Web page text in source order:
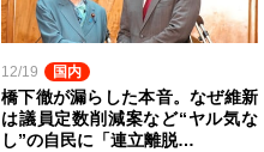
12/19 国内
橋下徹が漏らした本音。なぜ維新
は議員定数削減案など“ヤル気な
し”の自民に「連立離脱…